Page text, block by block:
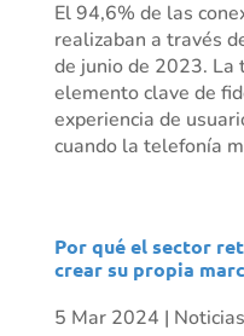
El 94,6% de las
realizaban a través
de junio de 2023. La
elemento clave de
experiencia de
cuando la telefonía
Por qué el sector
crear su propia
5 Mar 2024 | Noticias